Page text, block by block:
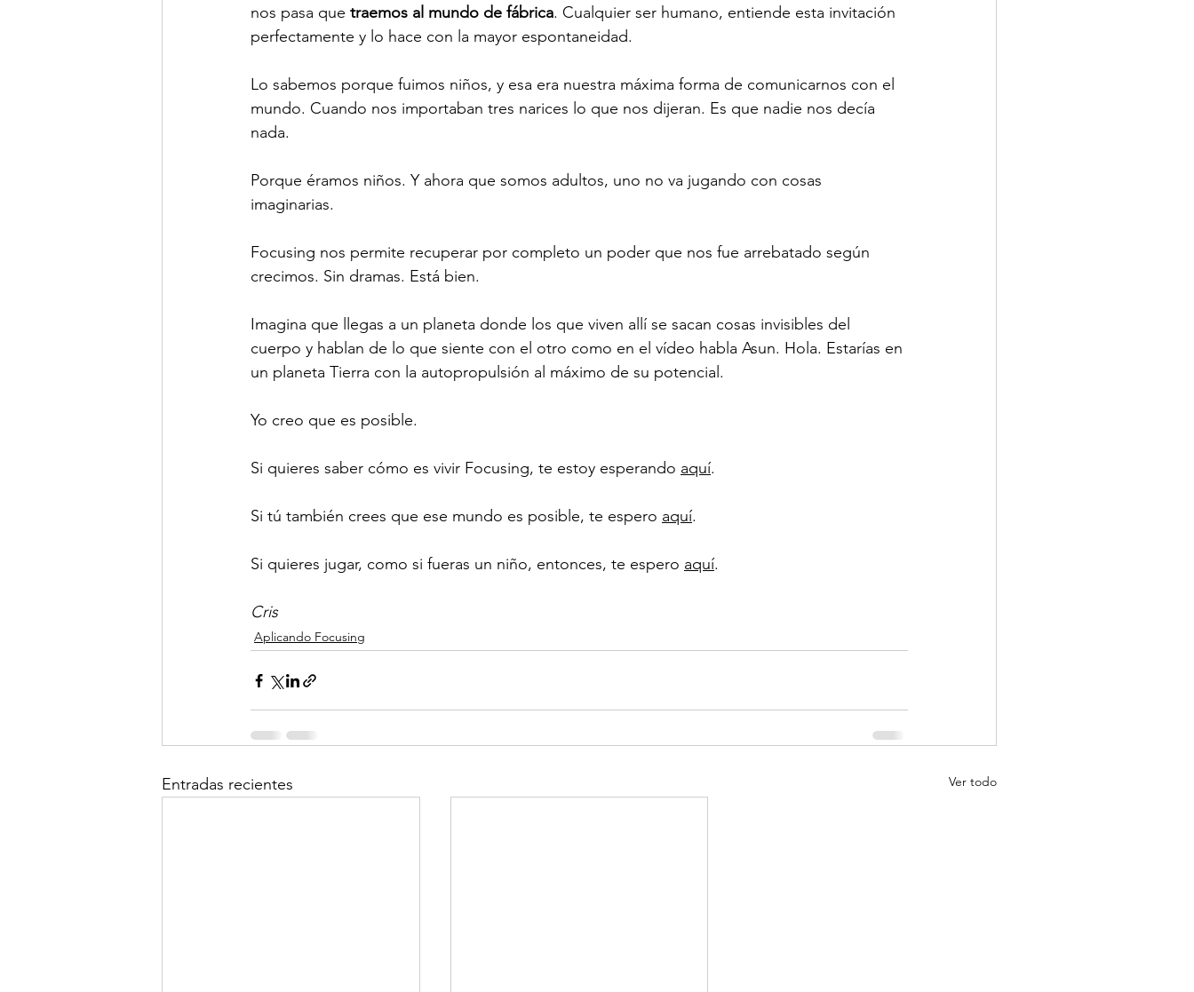
nos pasa que traemos al mundo de fábrica. Cualquier ser humano, entiende esta invitación
perfectamente y lo hace con la mayor espontaneidad.
Lo sabemos porque fuimos niños, y esa era nuestra máxima forma de comunicarnos con el
mundo. Cuando nos importaban tres narices lo que nos dijeran. Es que nadie nos decía
nada.
Porque éramos niños. Y ahora que somos adultos, uno no va jugando con cosas
imaginarias.
Focusing nos permite recuperar por completo un poder que nos fue arrebatado según
crecimos. Sin dramas. Está bien.
Imagina que llegas a un planeta donde los que viven allí se sacan cosas invisibles del
cuerpo y hablan de lo que siente con el otro como en el vídeo habla Asun. Hola. Estarías en
un planeta Tierra con la autopropulsión al máximo de su potencial.
Yo creo que es posible.
Si quieres saber cómo es vivir Focusing, te estoy esperando aquí.
Si tú también crees que ese mundo es posible, te espero aquí.
Si quieres jugar, como si fueras un niño, entonces, te espero aquí.
Cris
Aplicando Focusing
Entradas recientes Ver todo